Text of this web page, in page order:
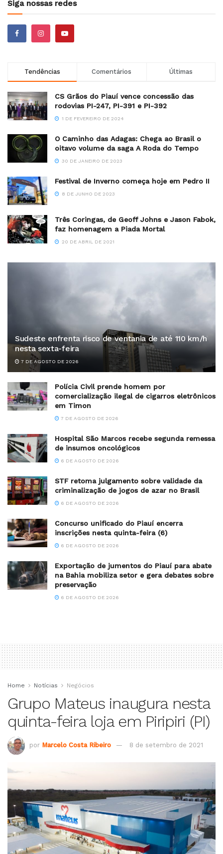
Siga nossas redes
Tendências Comentários Últimas
CS Grãos do Piauí vence concessão das
rodovias PI-247, PI-391 e PI-392
1 DE FEVEREIRO DE 2024
O Caminho das Adagas: Chega ao Brasil o
oitavo volume da saga A Roda do Tempo
30 DE JANEIRO DE 2023
Festival de Inverno começa hoje em Pedro II
8 DE JUNHO DE 2023
Três Coringas, de Geoff Johns e Jason Fabok,
faz homenagem a Piada Mortal
20 DE ABRIL DE 2021
Sudeste enfrenta risco de ventania de até 110 km/h
nesta sexta-feira
7 DE AGOSTO DE 2026
Polícia Civil prende homem por
comercialização ilegal de cigarros eletrônicos
em Timon
7 DE AGOSTO DE 2026
Hospital São Marcos recebe segunda remessa
de insumos oncológicos
6 DE AGOSTO DE 2026
STF retoma julgamento sobre validade da
criminalização de jogos de azar no Brasil
6 DE AGOSTO DE 2026
Concurso unificado do Piauí encerra
inscrições nesta quinta-feira (6)
6 DE AGOSTO DE 2026
Exportação de jumentos do Piauí para abate
na Bahia mobiliza setor e gera debates sobre
preservação
6 DE AGOSTO DE 2026
Home Notícias Negócios
Grupo Mateus inaugura nesta
quinta-feira loja em Piripiri (PI)
por Marcelo Costa Ribeiro 8 de setembro de 2021